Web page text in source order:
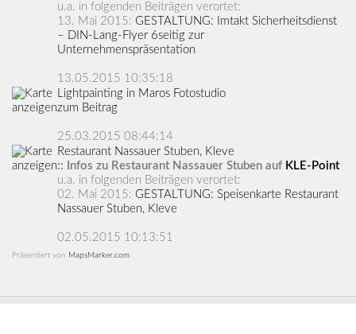
u.a. in folgenden Beiträgen verortet:
13. Mai 2015: GESTALTUNG: Imtakt Sicherheitsdienst
– DIN-Lang-Flyer 6seitig zur
Unternehmenspräsentation
13.05.2015 10:35:18
Lightpainting in Maros Fotostudio
zum Beitrag
25.03.2015 08:44:14
Restaurant Nassauer Stuben, Kleve
:: Infos zu Restaurant Nassauer Stuben auf KLE-Point
u.a. in folgenden Beiträgen verortet:
02. Mai 2015: GESTALTUNG: Speisenkarte Restaurant
Nassauer Stuben, Kleve
02.05.2015 10:13:51
Präsentiert von MapsMarker.com